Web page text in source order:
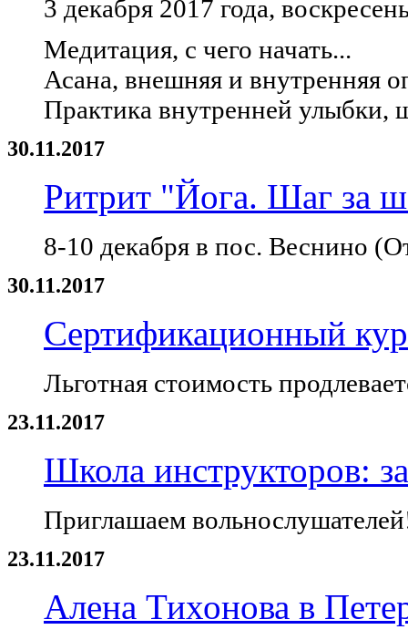
3 декабря 2017 года,
Медитация, с чего начать...
Асана, внешняя и внутренняя
Практика внутренней улыбки,
30.11.2017
Ритрит "Йога. Шаг за
8-10 декабря в пос. Веснино
30.11.2017
Сертификационный
Льготная стоимость
23.11.2017
Школа инструкторов:
Приглашаем
23.11.2017
Алена Тихонова в